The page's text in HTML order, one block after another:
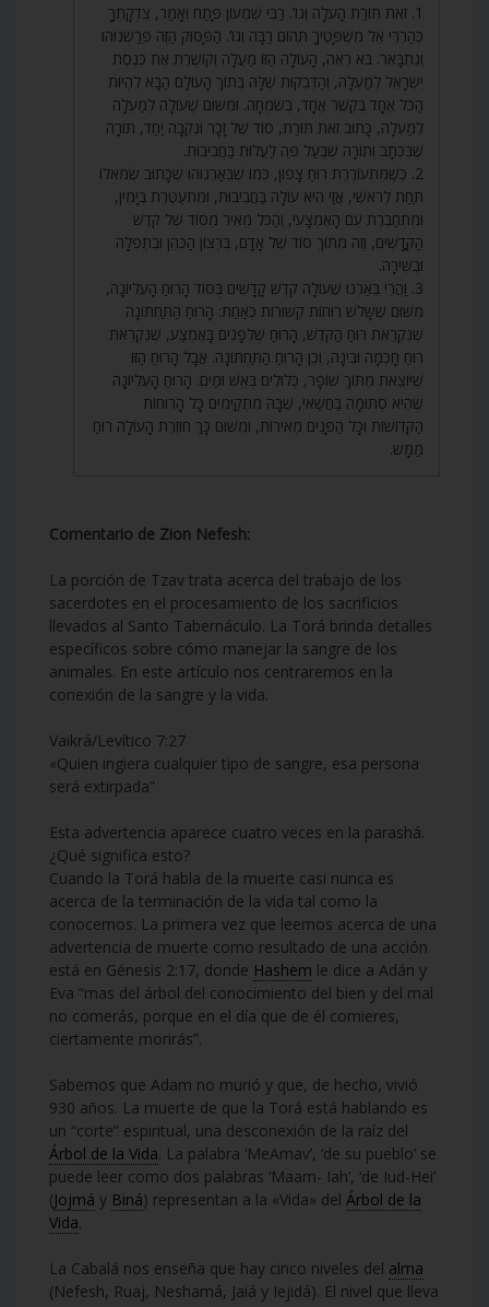
1. זֹאת תּוֹרַת הָעֹלָה וְגוֹ’. רַבִּי שִׁמְעוֹן פָּתַח וְאָמַר, צִדְקָתְךָ
כְּהַרְרֵי אֵל מִשְׁפָּטֶיךָ תְּהוֹם רַבָּה וְגוֹ’. הַפָּסוּק הַזֶּה פֵּרַשְׁנוּהוּ
וְנִתְבָּאֵר. בֹּא רְאֵה, הָעוֹלָה הַזּוֹ מַעֲלָה וְקוֹשֶׁרֶת אֶת כְּנֶסֶת
יִשְׂרָאֵל לְמַעְלָה, וְהַדְּבֵקוּת שֶׁלָּהּ בְּתוֹךְ הָעוֹלָם הַבָּא לִהְיוֹת
הַכֹּל אֶחָד בְּקֶשֶׁר אֶחָד, בְּשִׂמְחָה. וּמִשּׁוּם שֶׁעוֹלָה לְמַעְלָה
לְמַעְלָה, כָּתוּב זֹאת תּוֹרַת, סוֹד שֶׁל זָכָר וּנְקֵבָה יַחַד, תּוֹרָה
שֶׁבִּכְתָב וְתוֹרָה שֶׁבְּעַל פֶּה לַעֲלוֹת בַּחֲבִיבוּת.
2. כְּשֶׁמִּתְעוֹרֶרֶת רוּחַ צָפוֹן, כְּמוֹ שֶׁבֵּאַרְנוּהוּ שֶׁכָּתוּב שְׂמֹאלוֹ
תַּחַת לְרֹאשִׁי, אֲזַי הִיא עוֹלָה בַּחֲבִיבוּת, וּמִתְעַטֶּרֶת בְּיָמִין,
וּמִתְחַבֶּרֶת עִם הָאֶמְצָעִי, וְהַכֹּל מֵאִיר מִסּוֹד שֶׁל קֹדֶשׁ
הַקֳּדָשִׁים, וְזֶה מִתּוֹךְ סוֹד שֶׁל אָדָם, בִּרְצוֹן הַכֹּהֵן וּבִתְפִלָּה
וּבְשִׁירָה.
3. וַהֲרֵי בֵּאַרְנוּ שֶׁעוֹלָה קֹדֶשׁ קָדָשִׁים בְּסוֹד הָרוּחַ הָעֶלְיוֹנָה,
מִשּׁוּם שֶׁשָּׁלֹשׁ רוּחוֹת קְשׁוּרוֹת כְּאַחַת: הָרוּחַ הַתַּחְתּוֹנָה
שֶׁנִּקְרֵאת רוּחַ הַקֹּדֶשׁ, הָרוּחַ שֶׁלְּפָנִים בָּאֶמְצַע, שֶׁנִּקְרֵאת
רוּחַ חָכְמָה וּבִינָה, וְכֵן הָרוּחַ הַתַּחְתּוֹנָה. אֲבָל הָרוּחַ הַזּוֹ
שֶׁיּוֹצֵאת מִתּוֹךְ שׁוֹפָר, כְּלוּלִים בְּאֵשׁ וּמַיִם. הָרוּחַ הָעֶלְיוֹנָה
שֶׁהִיא סְתוּמָה בַּחֲשַׁאי, שֶׁבָּהּ מִתְקַיְּמִים כָּל הָרוּחוֹת
הַקְּדוֹשׁוֹת וְכָל הַפָּנִים מְאִירוֹת, וּמִשּׁוּם כָּךְ חוֹזֶרֶת הָעוֹלָה רוּחַ
מַמָּשׁ.
Comentario de Zion Nefesh:
La porción de Tzav trata acerca del trabajo de los
sacerdotes en el procesamiento de los sacrificios
llevados al Santo Tabernáculo. La Torá brinda detalles
específicos sobre cómo manejar la sangre de los
animales. En este artículo nos centraremos en la
conexión de la sangre y la vida.
Vaikrá/Levítico 7:27
«Quien ingiera cualquier tipo de sangre, esa persona
será extirpada”
Esta advertencia aparece cuatro veces en la parashá.
¿Qué significa esto?
Cuando la Torá habla de la muerte casi nunca es
acerca de la terminación de la vida tal como la
conocemos. La primera vez que leemos acerca de una
advertencia de muerte como resultado de una acción
está en Génesis 2:17, donde Hashem le dice a Adán y
Eva “mas del árbol del conocimiento del bien y del mal
no comerás, porque en el día que de él comieres,
ciertamente morirás”.
Sabemos que Adam no murió y que, de hecho, vivió
930 años. La muerte de que la Torá está hablando es
un “corte” espiritual, una desconexión de la raíz del
Árbol de la Vida. La palabra ‘MeAmav’, ‘de su pueblo’ se
puede leer como dos palabras ‘Maam- Iah’, ‘de Iud-Hei’
(Jojmá y Biná) representan a la «Vida» del Árbol de la
Vida.
La Cabalá nos enseña que hay cinco niveles del alma
(Nefesh, Ruaj, Neshamá, Jaiá y Iejidá). El nivel que lleva